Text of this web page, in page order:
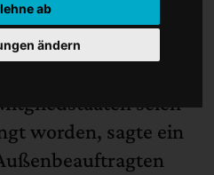
ab
ändern
seien
worden, sagte ein